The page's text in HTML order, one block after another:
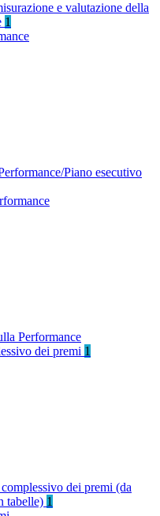
e valutazione della
1
Piano esecutivo
Performance
dei premi 1
dei premi (da
tabelle) 1